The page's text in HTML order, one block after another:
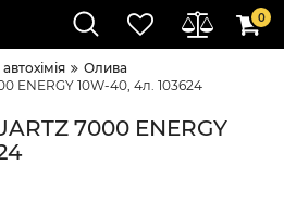
0
Олива
ENERGY 10W-40, 4л. 103624
7000 ENERGY